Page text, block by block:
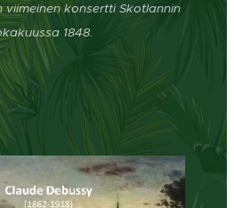
viimeinen konsertti Skotlannin
1848.